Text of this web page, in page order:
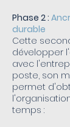
Phase 2 :
durable
Cette
développer
avec
poste, son
permet
temps :